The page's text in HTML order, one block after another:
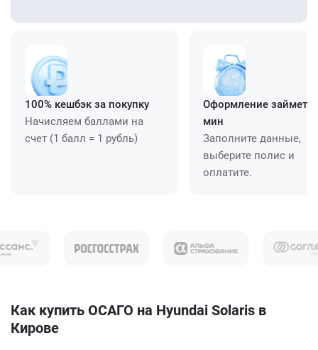
100% кешбэк за покупку
Начисляем баллами на
счет (1 балл = 1 рубль)
Оформление займет
мин
Заполните данные,
выберите полис и
оплатите.
Как купить ОСАГО на Hyundai Solaris в
Кирове